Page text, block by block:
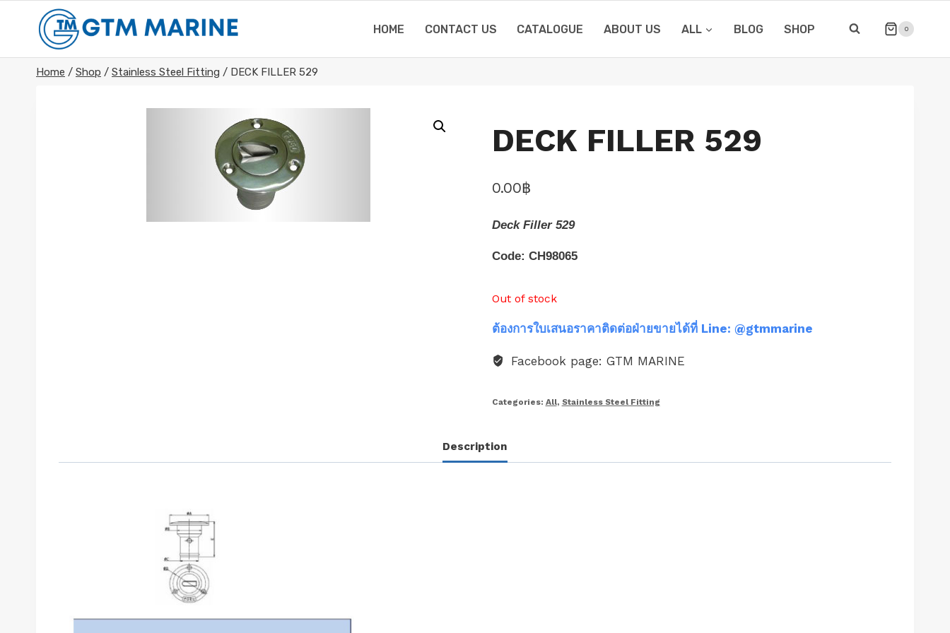
content
HOME CONTACT US CATALOGUE ABOUT US ALL BLOG SHOP 0
Home / Shop / Stainless Steel Fitting / DECK FILLER 529
DECK FILLER 529
0.00฿
Deck Filler 529
Code: CH98065
Out of stock
ต้องการใบเสนอราคาติดต่อฝ่ายขายได้ที่ Line: @gtmmarine
Facebook page: GTM MARINE
Categories: All, Stainless Steel Fitting
Description